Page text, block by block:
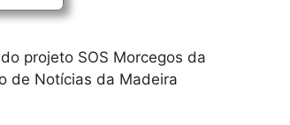
projeto SOS Morcegos da
de Notícias da Madeira